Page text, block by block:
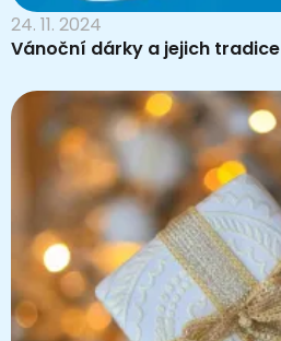
24. 11. 2024
Vánoční dárky a jejich tradice